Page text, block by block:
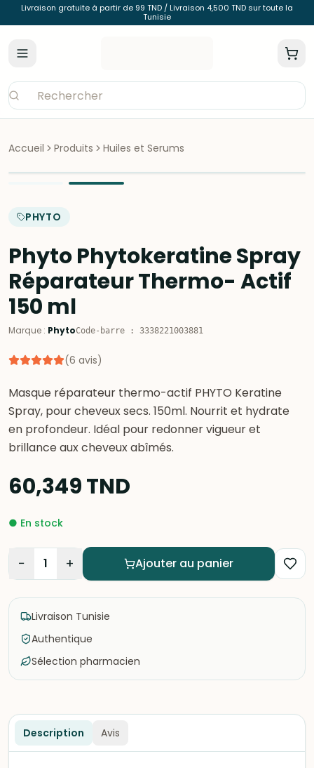
Livraison gratuite à partir de 99 TND / Livraison 4,500 TND sur toute la
Tunisie
Accueil Produits Huiles et Serums
PHYTO
Phyto Phytokeratine Spray
Réparateur Thermo- Actif
150 ml
Marque : PhytoCode-barre : 3338221003881
(6 avis)
Masque réparateur thermo-actif PHYTO Keratine
Spray, pour cheveux secs. 150ml. Nourrit et hydrate
en profondeur. Idéal pour redonner vigueur et
brillance aux cheveux abîmés.
60,349TND
● En stock
− 1 + Ajouter au panier
Livraison Tunisie
Authentique
Sélection pharmacien
Description Avis